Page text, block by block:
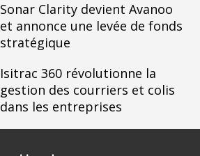
Sonar Clarity devient Avanoo
et annonce une levée de fonds
stratégique
Isitrac 360 révolutionne la
gestion des courriers et colis
dans les entreprises